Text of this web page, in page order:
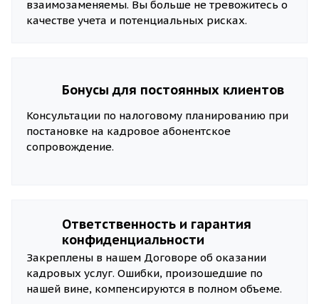
взаимозаменяемы. Вы больше не тревожитесь о
качестве учета и потенциальных рисках.
Бонусы для постоянных клиентов
Консультации по налоговому планированию при
постановке на кадровое абонентское
сопровождение.
Ответственность и гарантия
конфиденциальности
Закреплены в нашем Договоре об оказании
кадровых услуг. Ошибки, произошедшие по
нашей вине, компенсируются в полном объеме.